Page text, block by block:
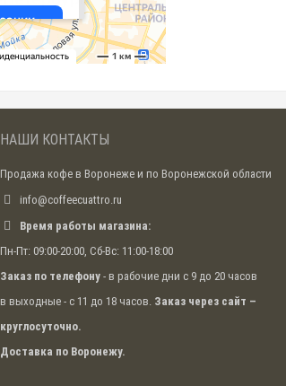
НАШИ КОНТАКТЫ
Продажа кофе в Воронеже и по Воронежской области
info@coffeecuattro.ru
Время работы магазина:
Пн-Пт: 09:00-20:00, Сб-Вс: 11:00-18:00
Заказ по телефону - в рабочие дни с 9 до 20 часов
в выходные - с 11 до 18 часов. Заказ через сайт –
круглосуточно.
Доставка по Воронежу.